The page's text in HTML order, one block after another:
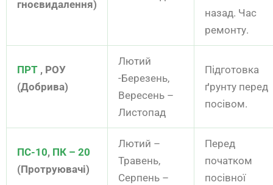
гноєвидалення)
назад. Час
ремонту.
ПРТ , РОУ
(Добрива)
Лютий
-Березень,
Вересень –
Листопад
Підготовка
ґрунту перед
посівом.
ПС-10, ПК – 20
(Протруювачі)
Лютий –
Травень,
Серпень –
Перед
початком
посівної